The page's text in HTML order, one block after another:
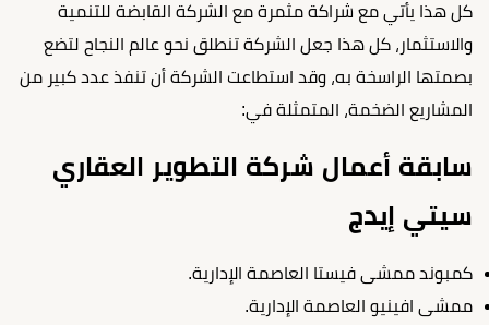
كل هذا يأتي مع شراكة مثمرة مع الشركة القابضة للتنمية
والاستثمار، كل هذا جعل الشركة تنطلق نحو عالم النجاح لتضع
بصمتها الراسخة به، وقد استطاعت الشركة أن تنفذ عدد كبير من
المشاريع الضخمة، المتمثلة في:
سابقة أعمال شركة التطوير العقاري
سيتي إيدج
كمبوند ممشى فيستا العاصمة الإدارية.
ممشى افينيو العاصمة الإدارية.